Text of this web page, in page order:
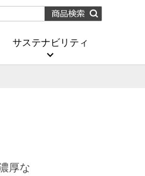
サステナビリティ
厚な